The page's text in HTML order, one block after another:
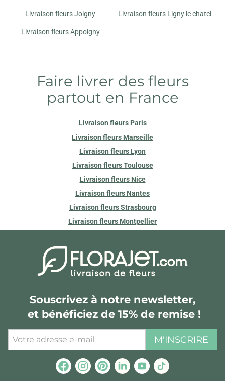
Livraison fleurs Joigny Livraison fleurs Ligny le chatel
Livraison fleurs Appoigny
Faire livrer des fleurs
partout en France
Livraison fleurs Paris
Livraison fleurs Marseille
Livraison fleurs Lyon
Livraison fleurs Toulouse
Livraison fleurs Nice
Livraison fleurs Nantes
Livraison fleurs Strasbourg
Livraison fleurs Montpellier
Souscrivez à notre newsletter,
et bénéficiez de 15% de remise !
M'INSCRIRE